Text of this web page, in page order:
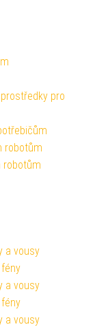
pro
robotům
robotům
a vousy
a vousy
a vousy